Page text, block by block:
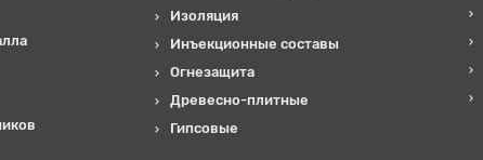
Изоляция
Инъекционные составы
Огнезащита
Древесно-плитные
Гипсовые